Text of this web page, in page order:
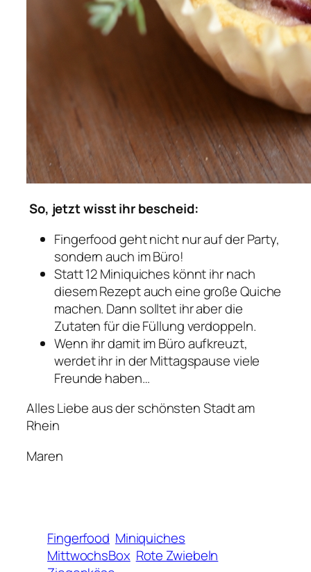
So, jetzt wisst ihr bescheid:
Fingerfood geht nicht nur auf der Party,
sondern auch im Büro!
Statt 12 Miniquiches könnt ihr nach
diesem Rezept auch eine große Quiche
machen. Dann solltet ihr aber die
Zutaten für die Füllung verdoppeln.
Wenn ihr damit im Büro aufkreuzt,
werdet ihr in der Mittagspause viele
Freunde haben…
Alles Liebe aus der schönsten Stadt am
Rhein
Maren
Fingerfood Miniquiches
MittwochsBox Rote Zwiebeln